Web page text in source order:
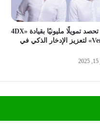
«بالم» تحصد تمويلًا مليونيًا بقيادة «4DX
Ventures» لتعزيز الإدخار الذكي في